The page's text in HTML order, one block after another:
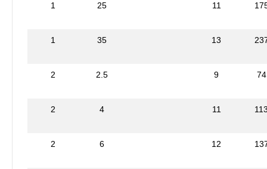
1 25 11
1 35 13
2 2.5 9 74
2 4 11
2 6 12